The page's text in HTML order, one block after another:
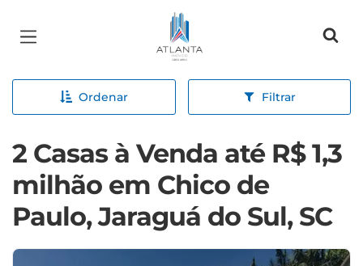
Página inicial
Ordenar Filtrar
2 Casas à Venda até R$ 1,3
milhão em Chico de
Paulo, Jaraguá do Sul, SC